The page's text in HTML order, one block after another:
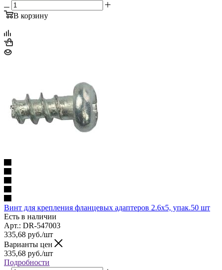
В корзину
Винт для крепления фланцевых адаптеров 2.6х5, упак.50 шт
Есть в наличии
Арт.: DR-547003
335,68 руб./шт
Варианты цен
335,68 руб./шт
Подробности